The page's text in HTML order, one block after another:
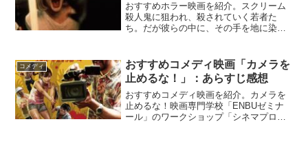
おすすめホラー映画を紹介。スクリーム
殺人鬼に狙われ、殺されていく若者た
ち。だが彼らの中に、その手を地に染め
る。王道のホラーコメディホラーあるあ
るで展開される物語まとめ当...
コメディ
おすすめコメディ映画「カメラを
止めるな！」：あらすじ感想
おすすめコメディ映画を紹介。カメラを
止めるな！映画専門学校「ENBUゼミナ
ール」のワークショップ「シネマプロジ